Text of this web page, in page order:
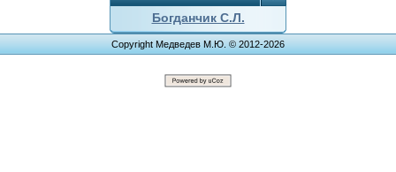
Богданчик С.Л.
Copyright Медведев М.Ю. © 2012-2026